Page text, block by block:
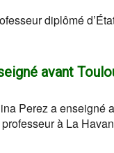
diplômé
avant
Perez a enseigné
à La